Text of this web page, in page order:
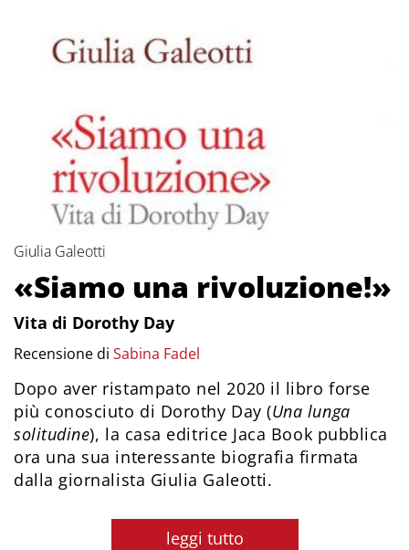
Giulia Galeotti
«Siamo una rivoluzione!»
Vita di Dorothy Day
Recensione di Sabina Fadel
Dopo aver ristampato nel 2020 il libro forse
più conosciuto di Dorothy Day (Una lunga
solitudine), la casa editrice Jaca Book pubblica
ora una sua interessante biografia firmata
dalla giornalista Giulia Galeotti.
leggi tutto